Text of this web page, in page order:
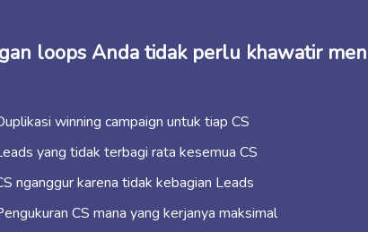
loops Anda tidak perlu khawatir
winning campaign untuk tiap CS
yang tidak terbagi rata kesemua CS
nganggur karena tidak kebagian Leads
CS mana yang kerjanya maksimal